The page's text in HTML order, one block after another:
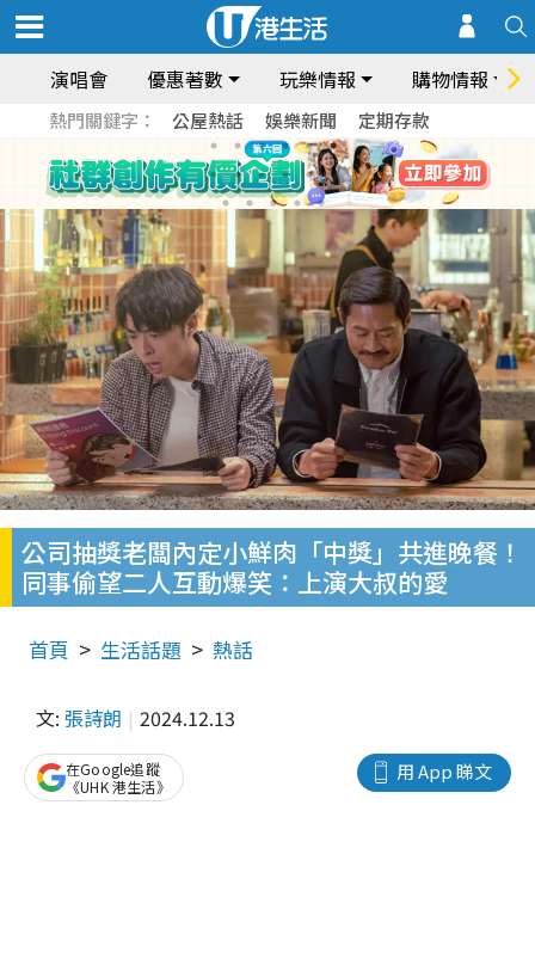
演唱會 優惠著數 玩樂情報 購物情報
熱門關鍵字： 公屋熱話 娛樂新聞 定期存款
公司抽獎老闆內定小鮮肉「中獎」共進晚餐！
同事偷望二人互動爆笑：上演大叔的愛
首頁 生活話題 熱話
文: 張詩朗 2024.12.13
用 App 睇文
在Google追蹤
《UHK 港生活》